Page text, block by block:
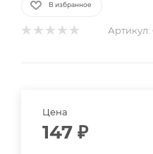
В избранное
Артикул:
Цена
147 ₽